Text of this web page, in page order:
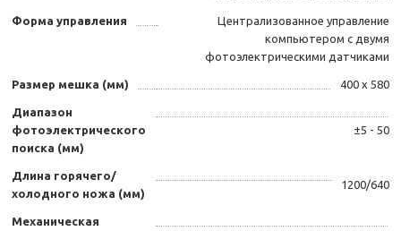
Форма управления
Централизованное управление
компьютером с двумя
фотоэлектрическими датчиками
Размер мешка (мм) 400 х 580
Диапазон
фотоэлектрического
поиска (мм)
±5 - 50
Длина горячего/
холодного ножа (мм)
1200/640
Механическая